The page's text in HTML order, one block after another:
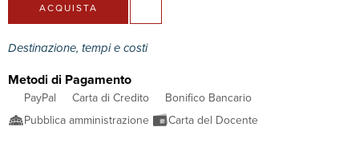
ACQUISTA
Destinazione, tempi e costi
Metodi di Pagamento
PayPal Carta di Credito
Bonifico Bancario
Pubblica amministrazione
Carta del Docente